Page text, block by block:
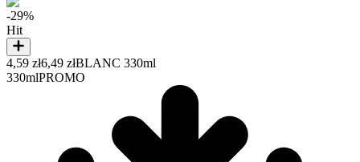
-29%
Hit
4,59 zł6,49 złBLANC 330ml
330mlPROMO